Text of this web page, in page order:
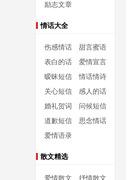
励志文章
情话大全
伤感情话
甜言蜜语
表白的话
爱情宣言
暧昧短信
情话情诗
关心短信
感人的话
婚礼贺词
问候短信
道歉短信
思念情话
爱情语录
散文精选
爱情散文
抒情散文